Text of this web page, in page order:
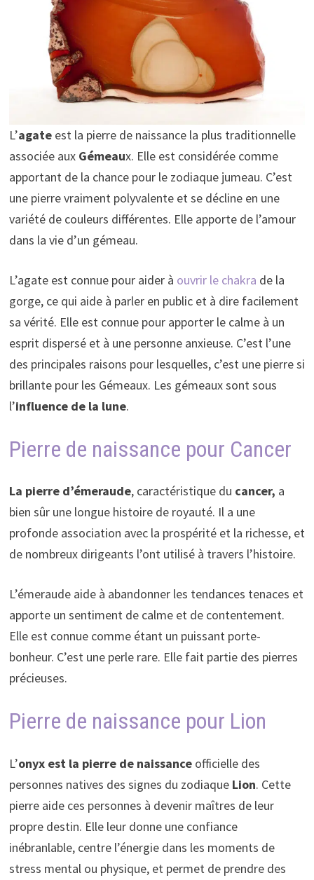
L’agateest la pierre de naissance la plus traditionnelle
associée auxGémeaux. Elle est considérée comme
apportant de la chance pour le zodiaque jumeau. C’est
une pierre vraiment polyvalente et se décline en une
variété de couleurs différentes. Elle apporte de l’amour
dans la vie d’un gémeau.
L’agate est connue pour aider à ouvrir le chakra de la
gorge, ce qui aide à parler en public et à dire facilement
sa vérité. Elle est connue pour apporter le calme à un
esprit dispersé et à une personne anxieuse. C’est l’une
des principales raisons pour lesquelles, c’est une pierre si
brillante pour les Gémeaux. Les gémeaux sont sous
l’influence de la lune.
Pierre de naissance pour Cancer
La pierre d’émeraude, caractéristique du cancer, a
bien sûr une longue histoire de royauté. Il a une
profonde association avec la prospérité et la richesse, et
de nombreux dirigeants l’ont utilisé à travers l’histoire.
L’émeraude aide à abandonner les tendances tenaces et
apporte un sentiment de calme et de contentement.
Elle est connue comme étant un puissant porte-
bonheur. C’est une perle rare. Elle fait partie des pierres
précieuses.
Pierre de naissance pour Lion
L’onyx est la pierre de naissanceofficielle des
personnes natives des signes du zodiaqueLion. Cette
pierre aide ces personnes à devenir maîtres de leur
propre destin. Elle leur donne une confiance
inébranlable, centre l’énergie dans les moments de
stress mental ou physique, et permet de prendre des